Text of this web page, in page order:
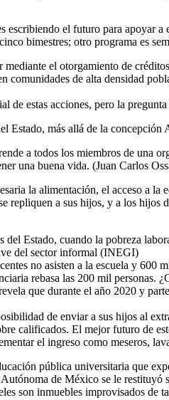
escribiendo el futuro para apoyar
bimestres; otro programa es
mediante el otorgamiento de
comunidades de alta densidad
de estas acciones, pero la
Estado, más allá de la
a todos los miembros de una
una buena vida. (Juan Carlos
la alimentación, el acceso a
repliquen a sus hijos, y a los hijos
del Estado, cuando la pobreza
del sector informal (INEGI)
no asisten a la escuela y 600
rebasa las 200 mil personas.
que durante el año 2020 y
de enviar a sus hijos al
calificados. El mejor futuro de
el ingreso como meseros,
pública universitaria que
de México se le restituyó
son inmuebles improvisados de